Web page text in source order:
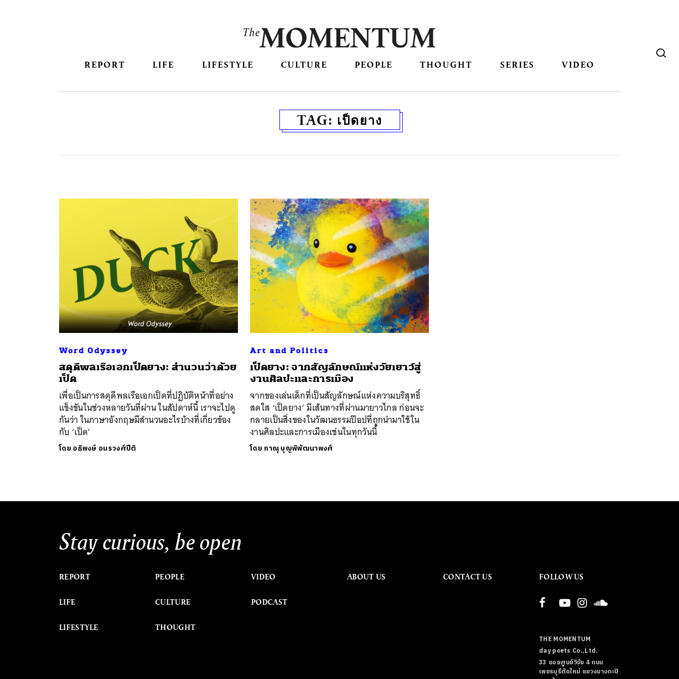
REPORT LIFE LIFESTYLE CULTURE PEOPLE THOUGHT SERIES VIDEO
TAG: เป็ดยาง
Word Odyssey
สดุดีพลเรือเอกเป็ดยาง: สำนวนว่าด้วย
เป็ด
เพื่อเป็นการสดุดีพลเรือเอกเป็ดที่ปฏิบัติหน้าที่อย่าง
แข็งขันในช่วงหลายวันที่ผ่าน ในสัปดาห์นี้ เราจะไปดู
กันว่า ในภาษาอังกฤษมีสำนวนอะไรบ้างที่เกี่ยวข้อง
กับ ‘เป็ด’
โดย อธิพงษ์ อมรวงศ์ปีติ
Art and Politics
เป็ดยาง: จากสัญลักษณ์แห่งวัยเยาว์สู่
งานศิลปะและการเมือง
จากของเล่นเด็กที่เป็นสัญลักษณ์แห่งความบริสุทธิ์
สดใส ‘เป็ดยาง’ มีเส้นทางที่ผ่านมายาวไกล ก่อนจะ
กลายเป็นสิ่งของในวัฒนธรรมป๊อปที่ถูกนำมาใช้ใน
งานศิลปะและการเมืองเช่นในทุกวันนี้
โดย ภาณุ บุญพิพัฒนาพงศ์
Stay curious, be open
REPORT
LIFE
LIFESTYLE
PEOPLE
CULTURE
THOUGHT
VIDEO
PODCAST
ABOUT US CONTACT US FOLLOW US
THE MOMENTUM
day poets Co.,Ltd.
33 ซอยศูนย์วิจัย 4 ถนน
เพชรบุรีตัดใหม่ แขวงบางกะปิ
SHARE TWEET LINE EMAIL